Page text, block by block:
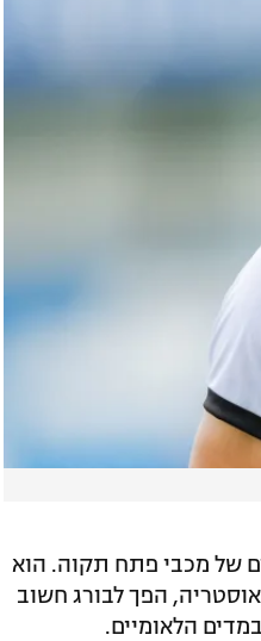
בקבוצת הבוגרים של מכבי פתח תקוה. הוא
באוסטריה, הפך לבורג חשוב